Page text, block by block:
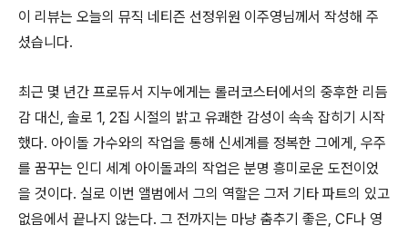
이 리뷰는 오늘의 뮤직 네티즌 선정위원 이주영님께서 작성해 주
셨습니다.
최근 몇 년간 프로듀서 지누에게는 롤러코스터에서의 중후한 리듬
감 대신, 솔로 1, 2집 시절의 밝고 유쾌한 감성이 속속 잡히기 시작
했다. 아이돌 가수와의 작업을 통해 신세계를 정복한 그에게, 우주
를 꿈꾸는 인디 세계 아이돌과의 작업은 분명 흥미로운 도전이었
을 것이다. 실로 이번 앨범에서 그의 역할은 그저 기타 파트의 있고
없음에서 끝나지 않는다. 그 전까지는 마냥 춤추기 좋은, CF나 영